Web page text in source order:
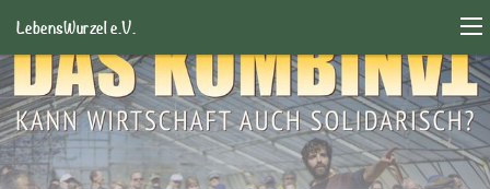
LebensWurzel e.V.